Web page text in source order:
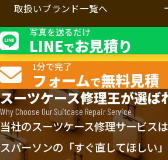
取扱いブランド一覧へ
写真を送るだけ
LINEでお見積り
1分で完了
フォームで無料見積
スーツケース修理王が選ば
Why Choose Our Suitcase Repair Service
当社のスーツケース修理サービス
スパーソンの「すぐ直してほしい